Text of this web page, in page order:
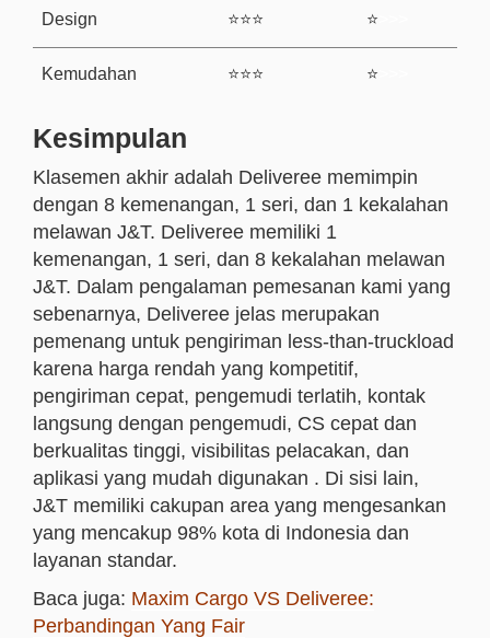
Design ⭐⭐⭐ ⭐
Kemudahan ⭐⭐⭐ ⭐
Kesimpulan
Klasemen akhir adalah Deliveree memimpin
dengan 8 kemenangan, 1 seri, dan 1 kekalahan
melawan J&T. Deliveree memiliki 1
kemenangan, 1 seri, dan 8 kekalahan melawan
J&T. Dalam pengalaman pemesanan kami yang
sebenarnya, Deliveree jelas merupakan
pemenang untuk pengiriman less-than-truckload
karena harga rendah yang kompetitif,
pengiriman cepat, pengemudi terlatih, kontak
langsung dengan pengemudi, CS cepat dan
berkualitas tinggi, visibilitas pelacakan, dan
aplikasi yang mudah digunakan . Di sisi lain,
J&T memiliki cakupan area yang mengesankan
yang mencakup 98% kota di Indonesia dan
layanan standar.
Baca juga: Maxim Cargo VS Deliveree:
Perbandingan Yang Fair